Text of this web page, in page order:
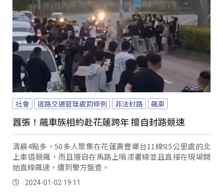
社會 道路交通管理處罰條例 非法封路 飆車
囂張！飆車族相約赴花蓮跨年 擅自封路競速
清晨4點多，50多人聚集在花蓮壽豐鄉台11線9.5公里處的北
上車道競飆，而且擅自在馬路上噴漆畫線並且直接在現場開
始直線飆速，遭到警方盤查。
2024-01-02 19:11